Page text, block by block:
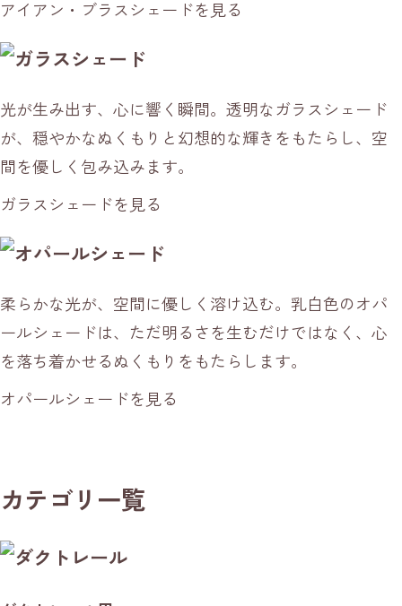
アイアン・ブラスシェードを見る
光が生み出す、心に響く瞬間。透明なガラスシェード
が、穏やかなぬくもりと幻想的な輝きをもたらし、空
間を優しく包み込みます。
ガラスシェードを見る
柔らかな光が、空間に優しく溶け込む。乳白色のオパ
ールシェードは、ただ明るさを生むだけではなく、心
を落ち着かせるぬくもりをもたらします。
オパールシェードを見る
カテゴリ一覧